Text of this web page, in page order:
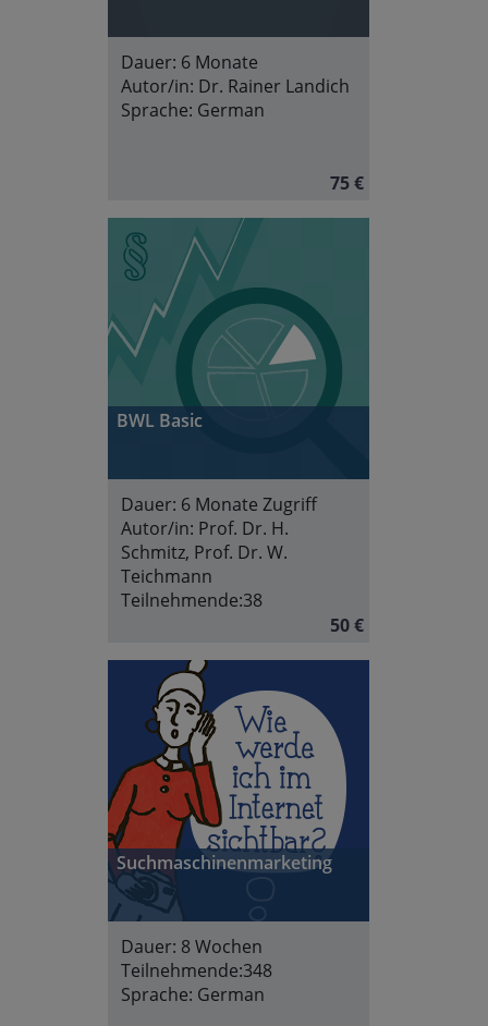
Dauer: 6 Monate
Autor/in: Dr. Rainer Landich
Sprache: German
75 €
BWL Basic
Dauer: 6 Monate Zugriff
Autor/in: Prof. Dr. H.
Schmitz, Prof. Dr. W.
Teichmann
Teilnehmende:38
50 €
Suchmaschinenmarketing
Dauer: 8 Wochen
Teilnehmende:348
Sprache: German